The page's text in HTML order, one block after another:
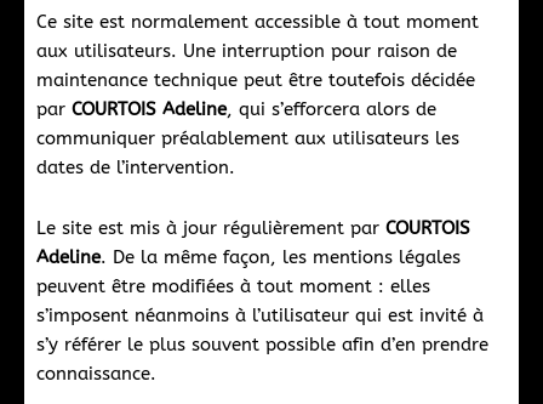
Ce site est normalement accessible à tout moment
aux utilisateurs. Une interruption pour raison de
maintenance technique peut être toutefois décidée
par COURTOIS Adeline, qui s’efforcera alors de
communiquer préalablement aux utilisateurs les
dates de l’intervention.
Le site est mis à jour régulièrement par COURTOIS
Adeline. De la même façon, les mentions légales
peuvent être modifiées à tout moment : elles
s’imposent néanmoins à l’utilisateur qui est invité à
s’y référer le plus souvent possible afin d’en prendre
connaissance.